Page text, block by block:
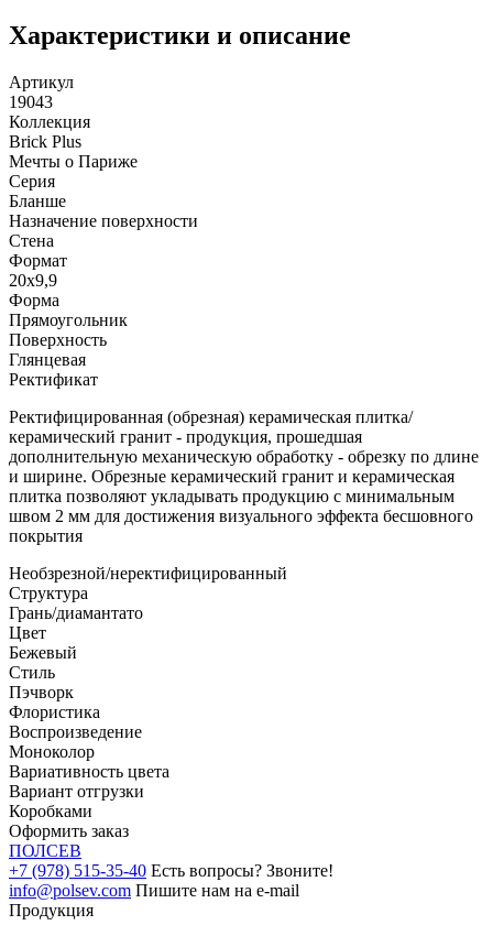
Характеристики и описание
Артикул
19043
Коллекция
Brick Plus
Мечты о Париже
Серия
Бланше
Назначение поверхности
Стена
Формат
20x9,9
Форма
Прямоугольник
Поверхность
Глянцевая
Ректификат
Ректифицированная (обрезная) керамическая плитка/
керамический гранит - продукция, прошедшая
дополнительную механическую обработку - обрезку по длине
и ширине. Обрезные керамический гранит и керамическая
плитка позволяют укладывать продукцию с минимальным
швом 2 мм для достижения визуального эффекта бесшовного
покрытия
Необзрезной/неректифицированный
Структура
Грань/диамантато
Цвет
Бежевый
Стиль
Пэчворк
Флористика
Воспроизведение
Моноколор
Вариативность цвета
Вариант отгрузки
Коробками
Оформить заказ
ПОЛСЕВ
+7 (978) 515-35-40 Есть вопросы? Звоните!
info@polsev.com Пишите нам на e-mail
Продукция